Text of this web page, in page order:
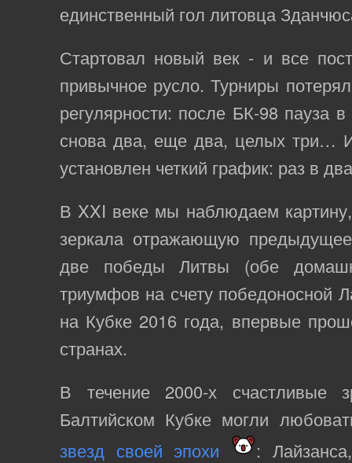
единственный гол литовца
Стартовал новый век - и все
привычное русло. Турниры
регулярности: после БК-98 пауза
снова два, еще два, целых три…
установлен четкий график: раз в
В XXI веке мы наблюдаем
зеркала отражающую
две победы Литвы (обе
триумфов на счету победоносной
на Кубке 2016 года, впервые
странах.
В течение 2000-х счастливые
Балтийском Кубке могли
звезд своей эпохи
: